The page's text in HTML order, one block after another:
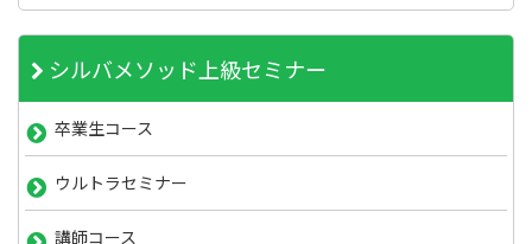
シルバメソッド上級セミナー
卒業生コース
ウルトラセミナー
講師コース